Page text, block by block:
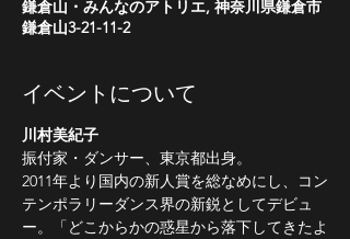
鎌倉山・みんなのアトリエ, 神奈川県鎌倉市
鎌倉山3-21-11-2
イベントについて
川村美紀子
振付家・ダンサー、東京都出身。
2011年より国内の新人賞を総なめにし、コン
テンポラリーダンス界の新鋭としてデビュ
ー。「どこからかの惑星から落下してきたよ